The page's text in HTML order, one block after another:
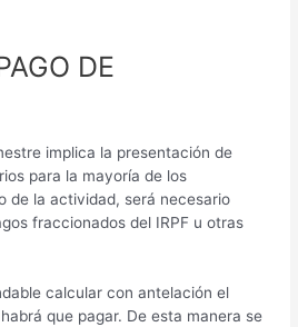
DE
implica la presentación de
para la mayoría de los
de la actividad, será necesario
fraccionados del IRPF u otras
calcular con antelación el
que pagar. De esta manera se